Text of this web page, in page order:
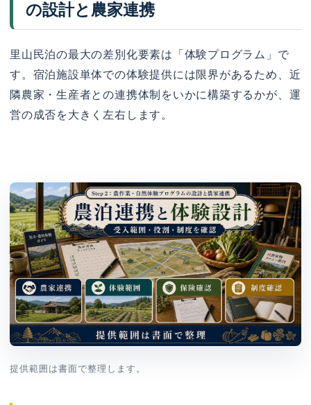
の設計と農家連携
里山民泊の最大の差別化要素は「体験プログラム」で
す。宿泊施設単体での体験提供には限界があるため、近
隣農家・生産者との連携体制をいかに構築するかが、運
営の成否を大きく左右します。
提供範囲は書面で整理します。